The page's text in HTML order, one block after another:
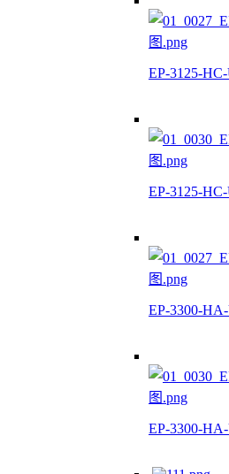
EP-3125-
EP-3125-
EP-3300-
EP-3300-